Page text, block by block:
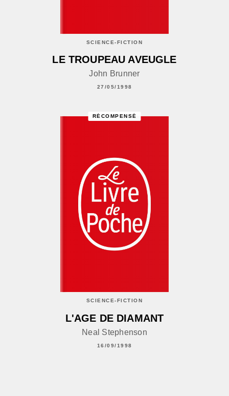
SCIENCE-FICTION
LE TROUPEAU AVEUGLE
John Brunner
27/05/1998
RÉCOMPENSÉ
SCIENCE-FICTION
L'AGE DE DIAMANT
Neal Stephenson
16/09/1998